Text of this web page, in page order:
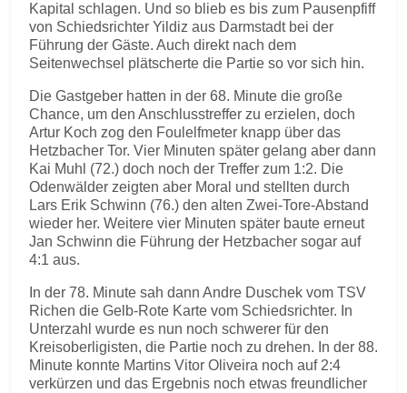
Kapital schlagen. Und so blieb es bis zum Pausenpfiff
von Schiedsrichter Yildiz aus Darmstadt bei der
Führung der Gäste. Auch direkt nach dem
Seitenwechsel plätscherte die Partie so vor sich hin.
Die Gastgeber hatten in der 68. Minute die große
Chance, um den Anschlusstreffer zu erzielen, doch
Artur Koch zog den Foulelfmeter knapp über das
Hetzbacher Tor. Vier Minuten später gelang aber dann
Kai Muhl (72.) doch noch der Treffer zum 1:2. Die
Odenwälder zeigten aber Moral und stellten durch
Lars Erik Schwinn (76.) den alten Zwei-Tore-Abstand
wieder her. Weitere vier Minuten später baute erneut
Jan Schwinn die Führung der Hetzbacher sogar auf
4:1 aus.
In der 78. Minute sah dann Andre Duschek vom TSV
Richen die Gelb-Rote Karte vom Schiedsrichter. In
Unterzahl wurde es nun noch schwerer für den
Kreisoberligisten, die Partie noch zu drehen. In der 88.
Minute konnte Martins Vitor Oliveira noch auf 2:4
verkürzen und das Ergebnis noch etwas freundlicher